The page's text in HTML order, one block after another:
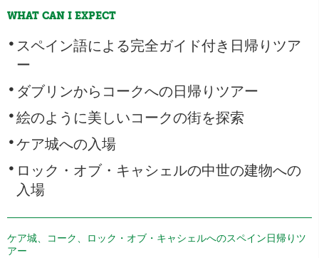
WHAT CAN I EXPECT
スペイン語による完全ガイド付き日帰りツア
ー
ダブリンからコークへの日帰りツアー
絵のように美しいコークの街を探索
ケア城への入場
ロック・オブ・キャシェルの中世の建物への
入場
ケア城、コーク、ロック・オブ・キャシェルへのスペイン日帰りツ
アー